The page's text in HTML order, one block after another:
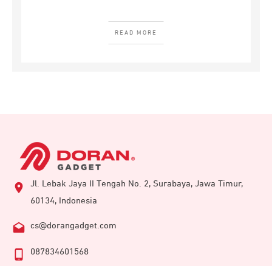
READ MORE
Jl. Lebak Jaya II Tengah No. 2, Surabaya, Jawa Timur,
60134, Indonesia
cs@dorangadget.com
087834601568